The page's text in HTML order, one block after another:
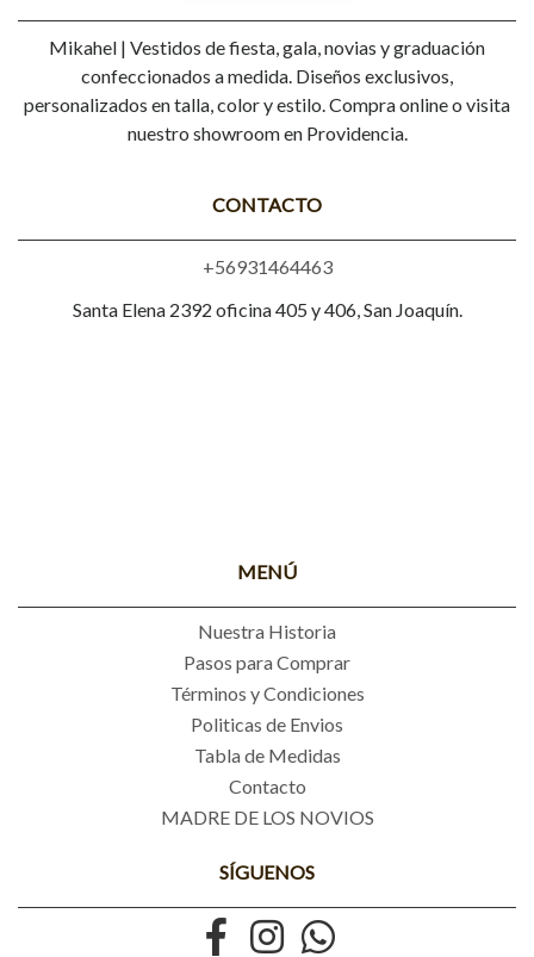
Mikahel | Vestidos de fiesta, gala, novias y graduación
confeccionados a medida. Diseños exclusivos,
personalizados en talla, color y estilo. Compra online o visita
nuestro showroom en Providencia.
CONTACTO
+56931464463
Santa Elena 2392 oficina 405 y 406, San Joaquín.
MENÚ
Nuestra Historia
Pasos para Comprar
Términos y Condiciones
Politicas de Envios
Tabla de Medidas
Contacto
MADRE DE LOS NOVIOS
SÍGUENOS